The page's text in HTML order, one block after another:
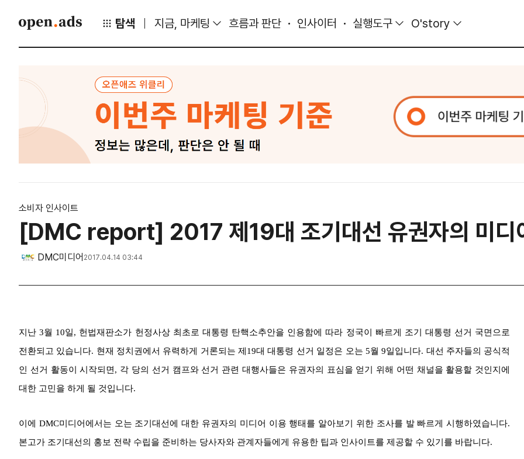
탐색 지금, 마케팅 흐름과 판단 인사이터 실행도구 O'story
소비자 인사이트
[DMC report] 2017 제19대 조기대선 유권자의 미디
DMC미디어 2017.04.14 03:44
지난 3월 10일, 헌법재판소가 헌정사상 최초로 대통령 탄핵소추안을 인용함에 따라 정국이 빠르게 조기 대통령 선거 국면으로
전환되고 있습니다. 현재 정치권에서 유력하게 거론되는 제19대 대통령 선거 일정은 오는 5월 9일입니다. 대선 주자들의 공식적
인 선거 활동이 시작되면, 각 당의 선거 캠프와 선거 관련 대행사들은 유권자의 표심을 얻기 위해 어떤 채널을 활용할 것인지에
대한 고민을 하게 될 것입니다.
이에 DMC미디어에서는 오는 조기대선에 대한 유권자의 미디어 이용 행태를 알아보기 위한 조사를 발 빠르게 시행하였습니다.
본고가 조기대선의 홍보 전략 수립을 준비하는 당사자와 관계자들에게 유용한 팁과 인사이트를 제공할 수 있기를 바랍니다.